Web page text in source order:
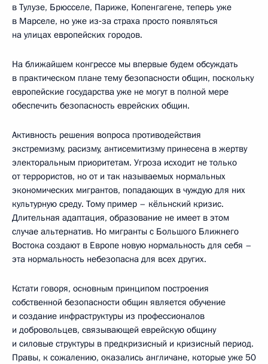
в Тулузе, Брюсселе, Париже, Копенгагене, теперь уже
в Марселе, но уже из‑за страха просто появляться
на улицах европейских городов.
На ближайшем конгрессе мы впервые будем обсуждать
в практическом плане тему безопасности общин, поскольку
европейские государства уже не могут в полной мере
обеспечить безопасность еврейских общин.
Активность решения вопроса противодействия
экстремизму, расизму, антисемитизму принесена в жертву
электоральным приоритетам. Угроза исходит не только
от террористов, но от и так называемых нормальных
экономических мигрантов, попадающих в чуждую для них
культурную среду. Тому пример – кёльнский кризис.
Длительная адаптация, образование не имеет в этом
случае альтернатив. Но мигранты с Большого Ближнего
Востока создают в Европе новую нормальность для себя –
эта нормальность небезопасна для всех других.
Кстати говоря, основным принципом построения
собственной безопасности общин является обучение
и создание инфраструктуры из профессионалов
и добровольцев, связывающей еврейскую общину
и силовые структуры в предкризисный и кризисный период.
Правы, к сожалению, оказались англичане, которые уже 50